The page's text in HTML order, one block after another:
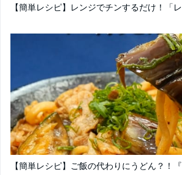
【簡単レシピ】レンジでチンするだけ！「
【簡単レシピ】ご飯の代わりにうどん？！